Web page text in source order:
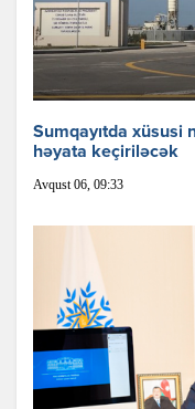
Sumqayıtda xüsusi
həyata keçiriləcək
Avqust 06, 09:33